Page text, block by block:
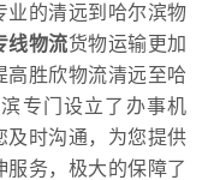
业的清远到哈尔滨物
线物流货物运输更加
高胜欣物流清远至哈
专门设立了办事机
及时沟通，为您提供
服务，极大的保障了